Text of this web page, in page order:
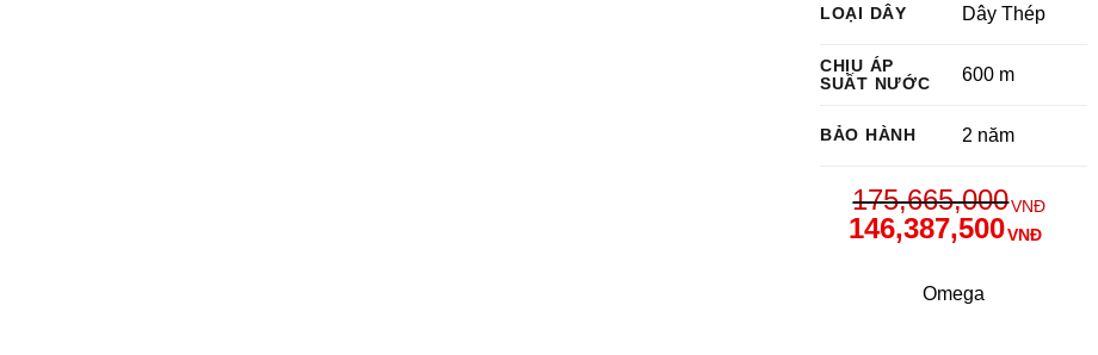
LOẠI DÂY Dây Thép
CHỊU ÁP
SUẤT NƯỚC
600 m
BẢO HÀNH 2 năm
175,665,000VNĐ
146,387,500VNĐ
Omega